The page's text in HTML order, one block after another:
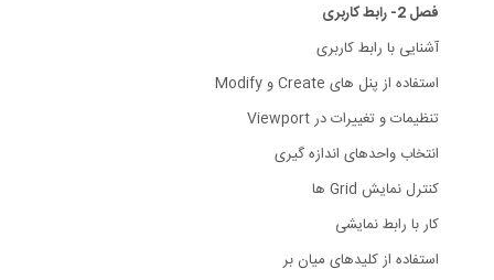
فصل 2- رابط کاربری
آشنایی با رابط کاربری
استفاده از پنل های Create و Modify
تنظیمات و تغییرات در Viewport
انتخاب واحدهای اندازه گیری
کنترل نمایش Grid ها
کار با رابط نمایشی
استفاده از کلیدهای میان بر